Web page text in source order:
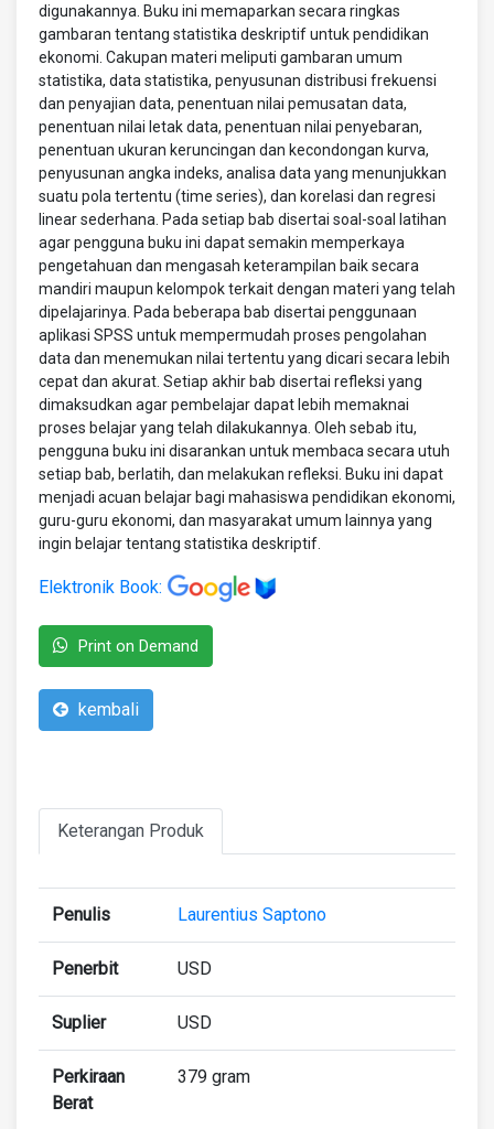
digunakannya. Buku ini memaparkan secara ringkas
gambaran tentang statistika deskriptif untuk pendidikan
ekonomi. Cakupan materi meliputi gambaran umum
statistika, data statistika, penyusunan distribusi frekuensi
dan penyajian data, penentuan nilai pemusatan data,
penentuan nilai letak data, penentuan nilai penyebaran,
penentuan ukuran keruncingan dan kecondongan kurva,
penyusunan angka indeks, analisa data yang menunjukkan
suatu pola tertentu (time series), dan korelasi dan regresi
linear sederhana. Pada setiap bab disertai soal-soal latihan
agar pengguna buku ini dapat semakin memperkaya
pengetahuan dan mengasah keterampilan baik secara
mandiri maupun kelompok terkait dengan materi yang telah
dipelajarinya. Pada beberapa bab disertai penggunaan
aplikasi SPSS untuk mempermudah proses pengolahan
data dan menemukan nilai tertentu yang dicari secara lebih
cepat dan akurat. Setiap akhir bab disertai refleksi yang
dimaksudkan agar pembelajar dapat lebih memaknai
proses belajar yang telah dilakukannya. Oleh sebab itu,
pengguna buku ini disarankan untuk membaca secara utuh
setiap bab, berlatih, dan melakukan refleksi. Buku ini dapat
menjadi acuan belajar bagi mahasiswa pendidikan ekonomi,
guru-guru ekonomi, dan masyarakat umum lainnya yang
ingin belajar tentang statistika deskriptif.
Elektronik Book:
Print on Demand
kembali
Keterangan Produk
Penulis Laurentius Saptono
Penerbit USD
Suplier USD
Perkiraan
Berat
379 gram